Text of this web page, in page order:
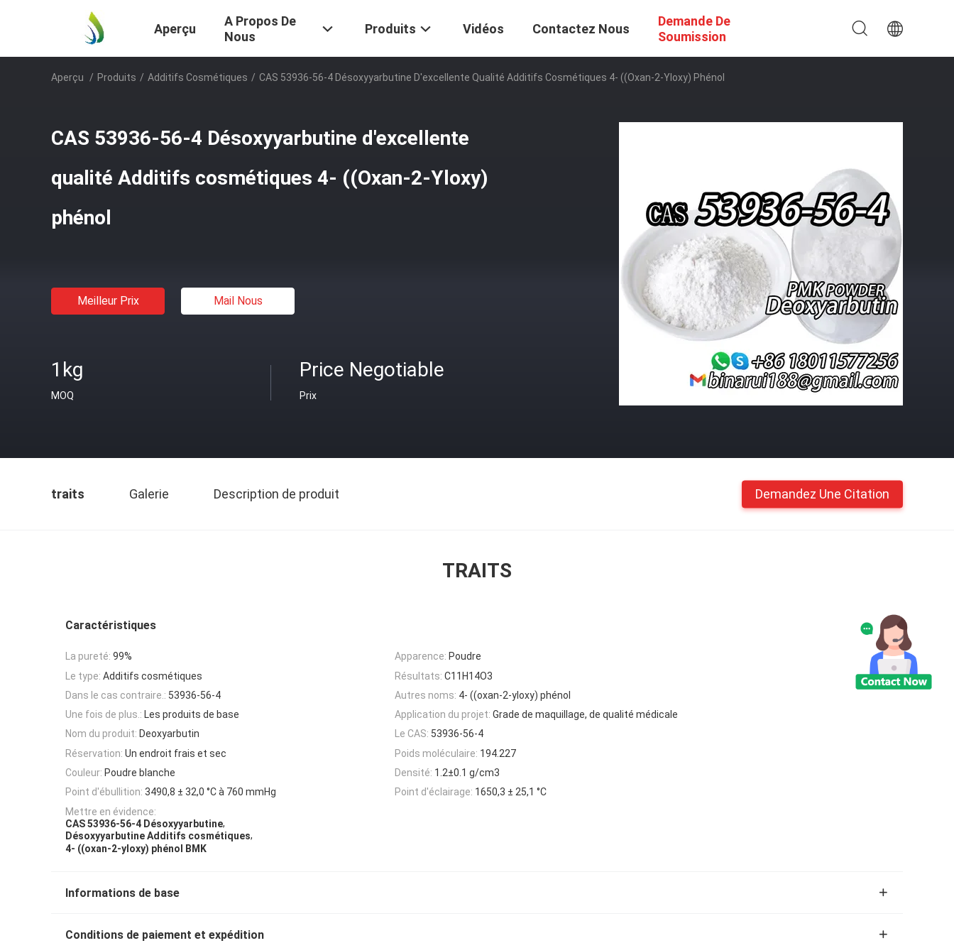
Aperçu
A Propos De
Nous
Produits Vidéos Contactez Nous
Demande De
Soumission
Aperçu / Produits / Additifs Cosmétiques / CAS 53936-56-4 Désoxyyarbutine D'excellente Qualité Additifs Cosmétiques 4- ((Oxan-2-Yloxy) Phénol
CAS 53936-56-4 Désoxyyarbutine d'excellente
qualité Additifs cosmétiques 4- ((Oxan-2-Yloxy)
phénol
Meilleur Prix Mail Nous
1kg
MOQ
Price Negotiable
Prix
traits Galerie Description de produit Demandez Une Citation
TRAITS
Caractéristiques
La pureté: 99% Apparence: Poudre
Le type: Additifs cosmétiques Résultats: C11H14O3
Dans le cas contraire.: 53936-56-4 Autres noms: 4- ((oxan-2-yloxy) phénol
Une fois de plus.: Les produits de base Application du projet: Grade de maquillage, de qualité médicale
Nom du produit: Deoxyarbutin Le CAS: 53936-56-4
Réservation: Un endroit frais et sec Poids moléculaire: 194.227
Couleur: Poudre blanche Densité: 1.2±0.1 g/cm3
Point d'ébullition: 3490,8 ± 32,0 °C à 760 mmHg Point d'éclairage: 1650,3 ± 25,1 °C
Mettre en évidence:
CAS 53936-56-4 Désoxyyarbutine,
Désoxyyarbutine Additifs cosmétiques,
4- ((oxan-2-yloxy) phénol BMK
Informations de base
Conditions de paiement et expédition